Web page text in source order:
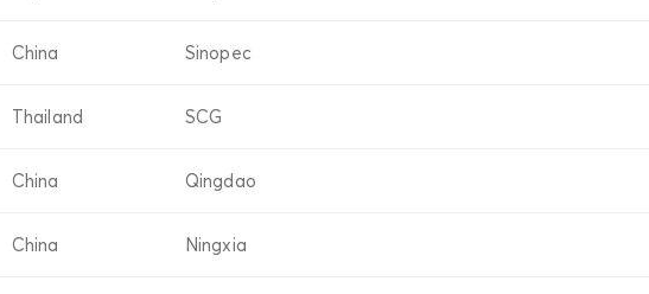
China Sinopec
Thailand SCG
China Qingdao
China Ningxia